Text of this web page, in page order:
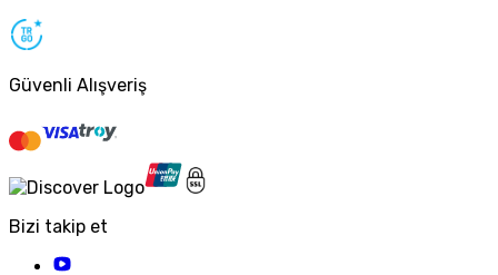
Güvenli Alışveriş
Bizi takip et